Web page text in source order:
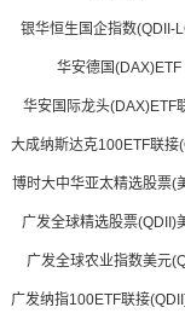
银华恒生国企指数(QDII-
华安德国(DAX)ETF
华安国际龙头(DAX)ETF
大成纳斯达克100ETF联接
博时大中华亚太精选股票(
广发全球精选股票(QDII)
广发全球农业指数美元
广发纳指100ETF联接